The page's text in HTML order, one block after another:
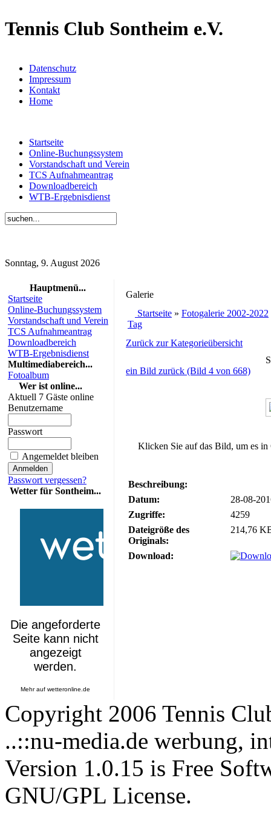
Tennis Club Sontheim e.V.
Datenschutz
Impressum
Kontakt
Home
Startseite
Online-Buchungssystem
Vorstandschaft und Verein
TCS Aufnahmeantrag
Downloadbereich
WTB-Ergebnisdienst
Sonntag, 9. August 2026
Hauptmenü...
Startseite
Online-Buchungssystem
Vorstandschaft und Verein
TCS Aufnahmeantrag
Downloadbereich
WTB-Ergebnisdienst
Multimediabereich...
Fotoalbum
Wer ist online...
Aktuell 7 Gäste online
Benutzername
Passwort
Angemeldet bleiben
Passwort vergessen?
Wetter für Sontheim...
Mehr aufwetteronline.de
Galerie
Startseite » Fotogalerie 2002-2022
Tag
Zurück zur Kategorieübersicht
ein Bild zurück (Bild 4 von 668)
Klicken Sie auf das Bild, um es in
Beschreibung:
Datum:
28-08-
Zugriffe:
4259
Dateigröße des
Originals:
214,76
Download:
Copyright 2006 Tennis
..::nu-media.de werbung,
Version 1.0.15 is Free
GNU/GPL License.